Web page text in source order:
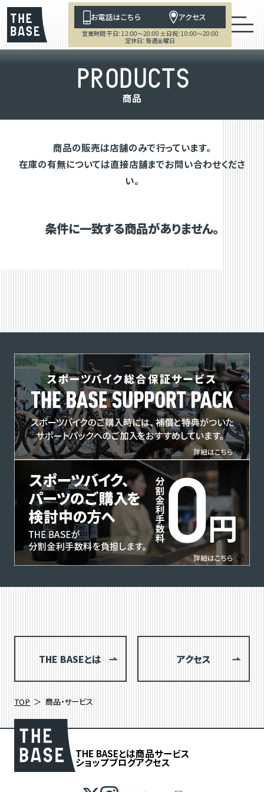
お電話はこちら アクセス
営業時間 平日：12:00～20:00 土日祝：10:00～20:00
定休日：毎週金曜日
PRODUCTS
商品
商品の販売は店舗のみで行っています。
在庫の有無については直接店舗までお問い合わせくださ
い。
条件に一致する商品がありません。
THE BASEとは アクセス
TOP 商品・サービス
THE BASEとは商品サービス
ショップブログアクセス